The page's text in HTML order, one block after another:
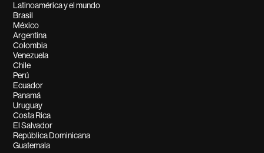
Latinoamérica y el mundo
Brasil
México
Argentina
Colombia
Venezuela
Chile
Perú
Ecuador
Panamá
Uruguay
Costa Rica
El Salvador
República Dominicana
Guatemala